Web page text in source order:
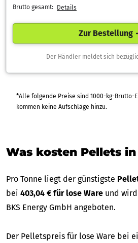
Brutto gesamt: Details
Zur Bestellung
Der Händler meldet sich
*Alle folgende Preise sind 1000-kg-Brutto-Endpreise
kommen keine Aufschläge hinzu.
Was kosten Pellets
Pro Tonne liegt der günstigste
bei 403,04 € für lose Ware und
BKS Energy GmbH angeboten.
Der Pelletspreis für lose Ware bei